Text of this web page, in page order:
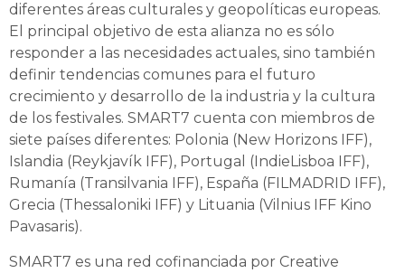
diferentes áreas culturales y geopolíticas europeas.
El principal objetivo de esta alianza no es sólo
responder a las necesidades actuales, sino también
definir tendencias comunes para el futuro
crecimiento y desarrollo de la industria y la cultura
de los festivales. SMART7 cuenta con miembros de
siete países diferentes: Polonia (New Horizons IFF),
Islandia (Reykjavík IFF), Portugal (IndieLisboa IFF),
Rumanía (Transilvania IFF), España (FILMADRID IFF),
Grecia (Thessaloniki IFF) y Lituania (Vilnius IFF Kino
Pavasaris).
SMART7 es una red cofinanciada por Creative